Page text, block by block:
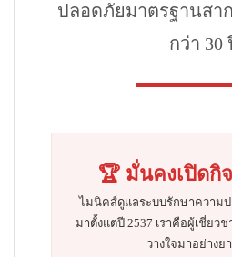
ปลอดภัยมาตรฐานสา
กว่า 30
🏆 มั่นคงเปิดกิ
ไมนิคส์ดูแลระบบรักษาความ
มาตั้งแต่ปี 2537 เราคือผู้เชี่ย
วางใจมาอย่างย